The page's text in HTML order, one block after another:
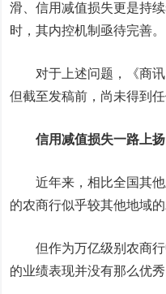
滑、信用减值损失更是持
时，其内控机制亟待完善。
对于上述问题，《商讯·
但截至发稿前，尚未得到任
信用减值损失一路上扬
近年来，相比全国其他
的农商行似乎较其他地域
但作为万亿级别农商行
的业绩表现并没有那么优秀